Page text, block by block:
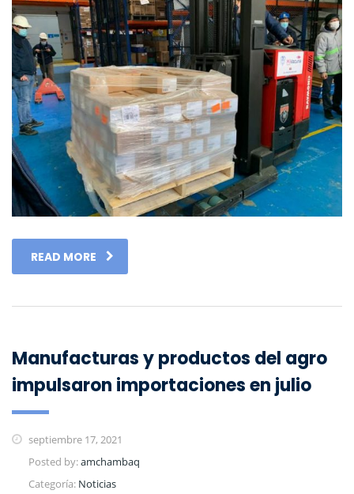
READ MORE
Manufacturas y productos del agro
impulsaron importaciones en julio
septiembre 17, 2021
Posted by:amchambaq
Categoría: Noticias